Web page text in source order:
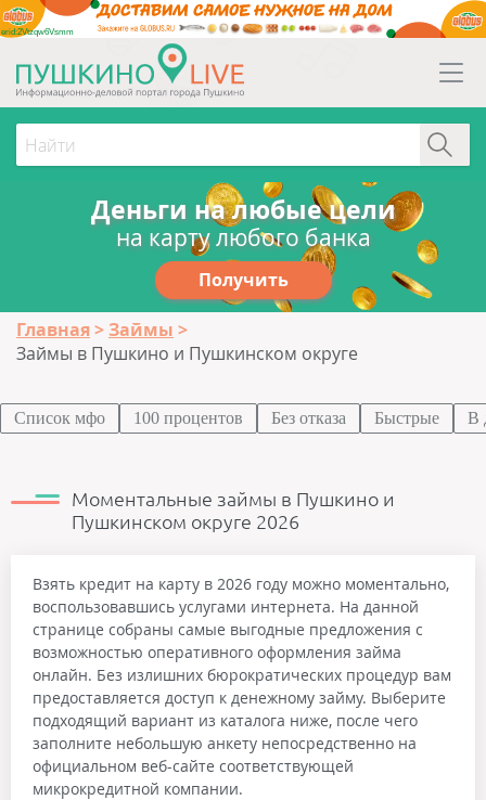
erid:2Vtzqw6Vsmm
Деньги на любые цели
на карту любого банка
Получить
Главная
Займы
Займы в Пушкино и Пушкинском округе
Список мфо 100 процентов Без отказа Быстрые В
Моментальные займы в Пушкино и
Пушкинском округе 2026
Взять кредит на карту в 2026 году можно моментально,
воспользовавшись услугами интернета. На данной
странице собраны самые выгодные предложения с
возможностью оперативного оформления займа
онлайн. Без излишних бюрократических процедур вам
предоставляется доступ к денежному займу. Выберите
подходящий вариант из каталога ниже, после чего
заполните небольшую анкету непосредственно на
официальном веб-сайте соответствующей
микрокредитной компании.